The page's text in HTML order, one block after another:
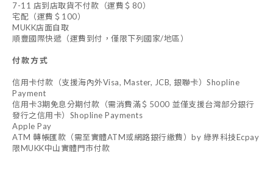
7-11 店到店取貨不付款（運費＄80）
宅配（運費＄100）
MUKK店面自取
順豐國際快遞（運費到付，僅限下列國家/地區）
付款方式
信用卡付款（支援海內外Visa, Master, JCB, 銀聯卡）Shopline
Payment
信用卡3期免息分期付款（需消費滿＄5000 並僅支援台灣部分銀行
發行之信用卡）Shopline Payments
Apple Pay
ATM 轉帳匯款（需至實體ATM或網路銀行繳費）by 綠界科技Ecpay
限MUKK中山實體門市付款